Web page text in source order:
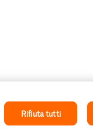
Rifiuta tutti